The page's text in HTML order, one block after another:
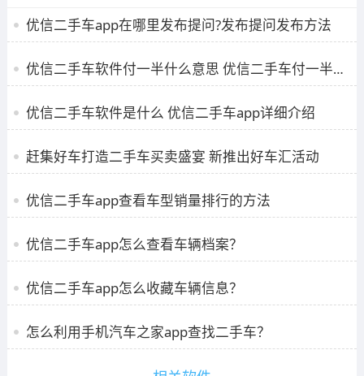
优信二手车app在哪里发布提问?发布提问发布方法
优信二手车软件付一半什么意思 优信二手车付一半是真的吗
优信二手车软件是什么 优信二手车app详细介绍
赶集好车打造二手车买卖盛宴 新推出好车汇活动
优信二手车app查看车型销量排行的方法
优信二手车app怎么查看车辆档案？
优信二手车app怎么收藏车辆信息？
怎么利用手机汽车之家app查找二手车？